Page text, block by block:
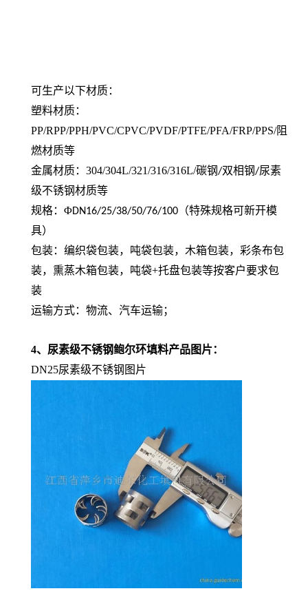
可生产以下材质：
塑料材质：
PP/RPP/PPH/PVC/CPVC/PVDF/PTFE/PFA/FRP/PPS/阻
燃材质等
金属材质：304/304L/321/316/316L/碳钢/双相钢/尿素
级不锈钢材质等
规格：ΦDN16/25/38/50/76/100 （特殊规格可新开模
具）
包装：编织袋包装，吨袋包装，木箱包装，彩条布包
装， 熏蒸木箱包装，吨袋+托盘包装等按客户要求包
装
运输方式：物流、汽车运输；
4、尿素级不锈钢鲍尔环填料产品图片：
DN25尿素级不锈钢图片